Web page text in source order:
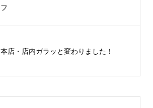
フ
本店・店内ガラッと変わりました！